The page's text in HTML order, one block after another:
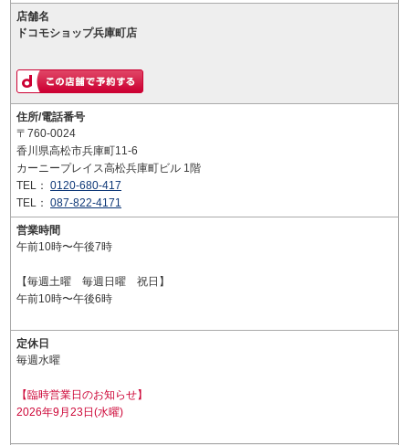
店舗名
ドコモショップ兵庫町店
住所/電話番号
〒760-0024
香川県高松市兵庫町11-6
カーニープレイス高松兵庫町ビル 1階
TEL： 0120-680-417
TEL： 087-822-4171
営業時間
午前10時〜午後7時
【毎週土曜 毎週日曜 祝日】
午前10時〜午後6時
定休日
毎週水曜
【臨時営業日のお知らせ】
2026年9月23日(水曜)